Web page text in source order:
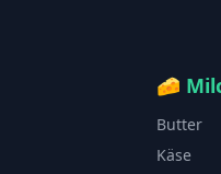
🧀
Butter
Käse